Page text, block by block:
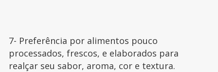
7- Preferência por alimentos pouco
processados, frescos, e elaborados para
realçar seu sabor, aroma, cor e textura.